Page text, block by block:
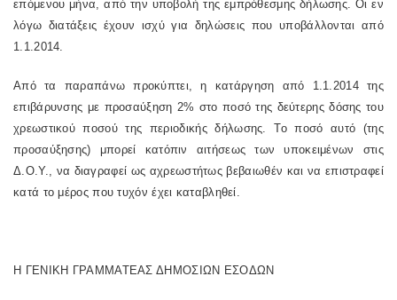
επόμενου μήνα, από την υποβολή της εμπρόθεσμης δήλωσης. Οι εν
λόγω διατάξεις έχουν ισχύ για δηλώσεις που υποβάλλονται από
1.1.2014.
Από τα παραπάνω προκύπτει, η κατάργηση από 1.1.2014 της
επιβάρυνσης με προσαύξηση 2% στο ποσό της δεύτερης δόσης του
χρεωστικού ποσού της περιοδικής δήλωσης. Το ποσό αυτό (της
προσαύξησης) μπορεί κατόπιν αιτήσεως των υποκειμένων στις
Δ.Ο.Υ., να διαγραφεί ως αχρεωστήτως βεβαιωθέν και να επιστραφεί
κατά το μέρος που τυχόν έχει καταβληθεί.
Η ΓΕΝΙΚΗ ΓΡΑΜΜΑΤΕΑΣ ΔΗΜΟΣΙΩΝ ΕΣΟΔΩΝ